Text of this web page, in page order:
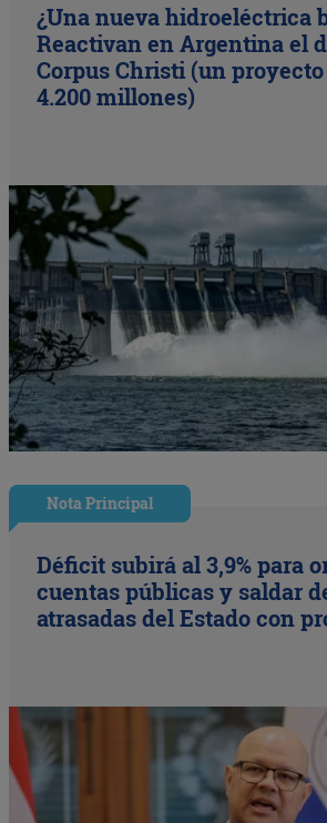
¿Una nueva hidroeléctrica
Reactivan en Argentina el
Corpus Christi (un proyecto
4.200 millones)
Nota Principal
Déficit subirá al 3,9% para
cuentas públicas y saldar
atrasadas del Estado con